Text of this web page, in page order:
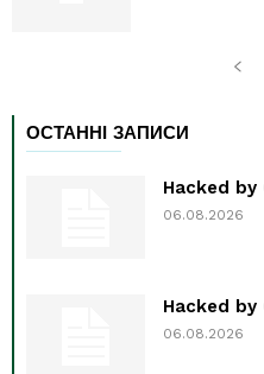
ОСТАННІ ЗАПИСИ
Hacked by
06.08.2026
Hacked by
06.08.2026